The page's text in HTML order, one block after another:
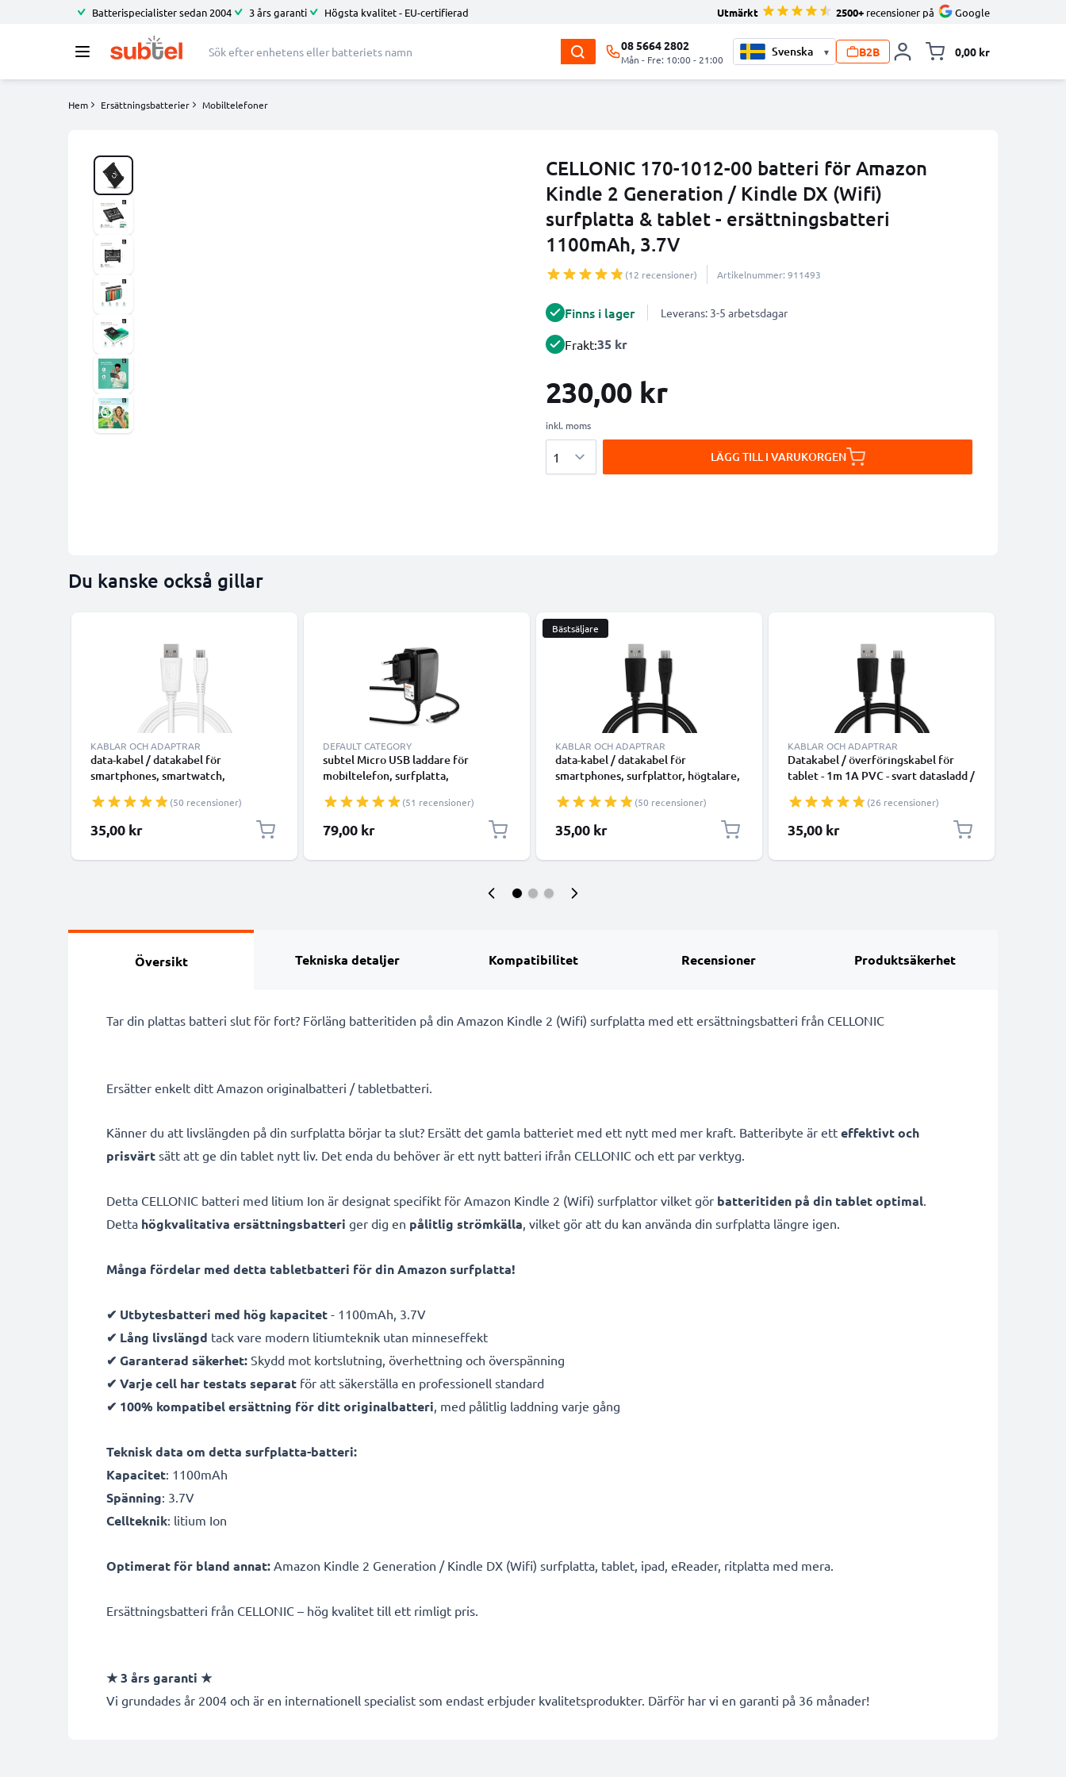
Batterispecialister sedan 2004 3 års garanti Högsta kvalitet - EU-certifierad Utmärkt 2500+ recensioner på Google
08 5664 2802
Mån - Fre: 10:00 - 21:00
▾ B2B 0,00 kr
Hem Ersättningsbatterier Mobiltelefoner
CELLONIC 170-1012-00 batteri för Amazon
Kindle 2 Generation / Kindle DX (Wifi)
surfplatta & tablet - ersättningsbatteri
1100mAh, 3.7V
(12 recensioner) Artikelnummer: 911493
Finns i lager Leverans: 3-5 arbetsdagar
Frakt:35 kr
230,00 kr
inkl. moms
LÄGG TILL I VARUKORGEN
Du kanske också gillar
KABLAR OCH ADAPTRAR
data-kabel / datakabel för
smartphones, smartwatch,
1m 1A överföringssladd PVC
Datakabel vit
(50 recensioner)
35,00 kr
DEFAULT CATEGORY
subtel Micro USB laddare för
mobiltelefon, surfplatta,
GPS Laddningskabel - 1A / 1000mA,
1,1m
(51 recensioner)
79,00 kr
Bästsäljare
KABLAR OCH ADAPTRAR
data-kabel / datakabel för
smartphones, surfplattor, högtalare,
hörlurar - 1m 1A överföringssladd
PVC Datakabel svart
(50 recensioner)
35,00 kr
KABLAR OCH ADAPTRAR
Datakabel / överföringskabel för
tablet - 1m 1A PVC - svart datasladd /
(26 recensioner)
35,00 kr
Översikt Tekniska detaljer Kompatibilitet Recensioner Produktsäkerhet
Tar din plattas batteri slut för fort? Förläng batteritiden på din Amazon Kindle 2 (Wifi) surfplatta med ett ersättningsbatteri från CELLONIC
Ersätter enkelt ditt Amazon originalbatteri / tabletbatteri.
Känner du att livslängden på din surfplatta börjar ta slut? Ersätt det gamla batteriet med ett nytt med mer kraft. Batteribyte är ett effektivt och
prisvärt sätt att ge din tablet nytt liv. Det enda du behöver är ett nytt batteri ifrån CELLONIC och ett par verktyg.
Detta CELLONIC batteri med litium Ion är designat specifikt för Amazon Kindle 2 (Wifi) surfplattor vilket gör batteritiden på din tablet optimal.
Detta högkvalitativa ersättningsbatteri ger dig en pålitlig strömkälla, vilket gör att du kan använda din surfplatta längre igen.
Många fördelar med detta tabletbatteri för din Amazon surfplatta!
✔ Utbytesbatteri med hög kapacitet - 1100mAh, 3.7V
✔ Lång livslängd tack vare modern litiumteknik utan minneseffekt
✔ Garanterad säkerhet: Skydd mot kortslutning, överhettning och överspänning
✔ Varje cell har testats separat för att säkerställa en professionell standard
✔ 100% kompatibel ersättning för ditt originalbatteri, med pålitlig laddning varje gång
Teknisk data om detta surfplatta-batteri:
Kapacitet: 1100mAh
Spänning: 3.7V
Cellteknik: litium Ion
Optimerat för bland annat: Amazon Kindle 2 Generation / Kindle DX (Wifi) surfplatta, tablet, ipad, eReader, ritplatta med mera.
Ersättningsbatteri från CELLONIC – hög kvalitet till ett rimligt pris.
★3 års garanti ★
Vi grundades år 2004 och är en internationell specialist som endast erbjuder kvalitetsprodukter. Därför har vi en garanti på 36 månader!